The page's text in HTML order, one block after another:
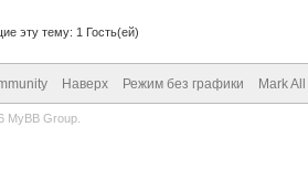
эту тему: 1 Гость(ей)
Наверх Режим без графики Mark
MyBB Group